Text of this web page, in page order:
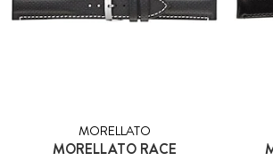
MORELLATO
MORELLATO RACE